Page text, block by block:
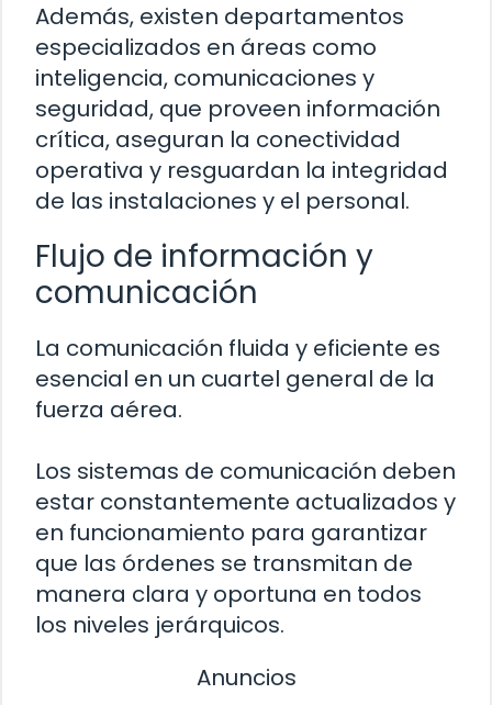
Además, existen departamentos
especializados en áreas como
inteligencia, comunicaciones y
seguridad, que proveen información
crítica, aseguran la conectividad
operativa y resguardan la integridad
de las instalaciones y el personal.
Flujo de información y
comunicación
La comunicación fluida y eficiente es
esencial en un cuartel general de la
fuerza aérea.
Los sistemas de comunicación deben
estar constantemente actualizados y
en funcionamiento para garantizar
que las órdenes se transmitan de
manera clara y oportuna en todos
los niveles jerárquicos.
Anuncios